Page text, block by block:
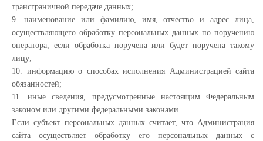
трансграничной передаче данных;
9. наименование или фамилию, имя, отчество и адрес лица,
осуществляющего обработку персональных данных по поручению
оператора, если обработка поручена или будет поручена такому
лицу;
10. информацию о способах исполнения Администрацией сайта
обязанностей;
11. иные сведения, предусмотренные настоящим Федеральным
законом или другими федеральными законами.
Если субъект персональных данных считает, что Администрация
сайта осуществляет обработку его персональных данных с